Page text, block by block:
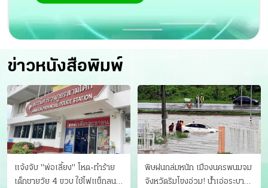
ข่าวหนังสือพิมพ์
แจ้งจับ "พ่อเลี้ยง" โหด-ทําร้าย
เด็กชายวัย 4 ขวบ ใช้ไฟแช็กลน
พิษฝนถล่มหนัก เมืองนครพนมจม
จังหวัดริมโขงอ่วม! นํ้าเอ่อระบาย